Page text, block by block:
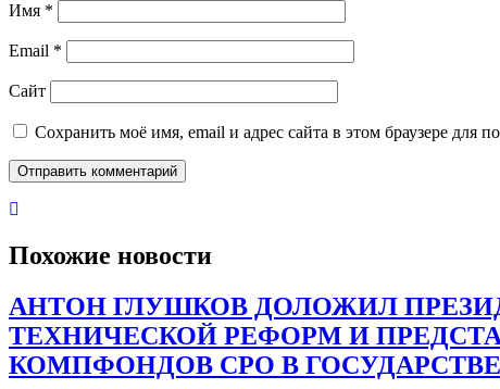
Имя *
Email *
Сайт
Сохранить моё имя, email и адрес сайта в этом браузере для
Похожие новости
АНТОН ГЛУШКОВ ДОЛОЖИЛ
ТЕХНИЧЕСКОЙ РЕФОРМ И
КОМПФОНДОВ СРО В